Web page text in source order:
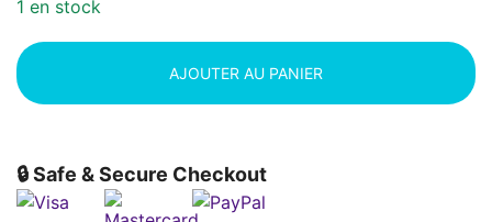
1 en stock
AJOUTER AU PANIER
🔒 Safe & Secure Checkout